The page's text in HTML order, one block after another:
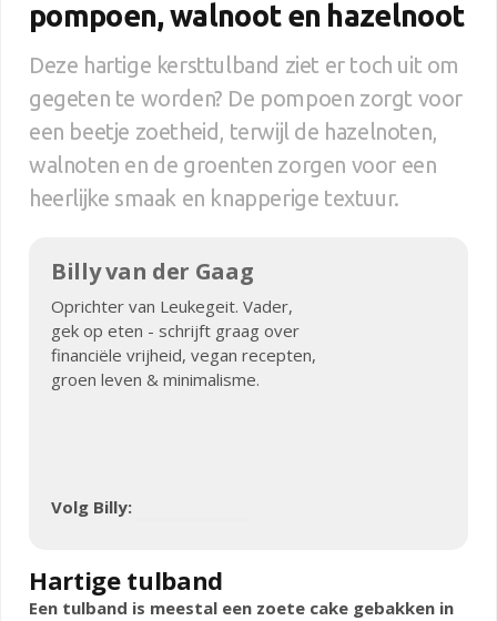
pompoen, walnoot en hazelnoot
Deze hartige kersttulband ziet er toch uit om
gegeten te worden? De pompoen zorgt voor
een beetje zoetheid, terwijl de hazelnoten,
walnoten en de groenten zorgen voor een
heerlijke smaak en knapperige textuur.
Billy van der Gaag
Oprichter van Leukegeit. Vader,
gek op eten - schrijft graag over
financiële vrijheid, vegan recepten,
groen leven & minimalisme.
Volg Billy:
Hartige tulband
Een tulband is meestal een zoete cake gebakken in